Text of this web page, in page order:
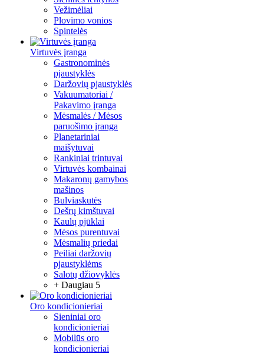
Vežimėliai
Plovimo vonios
Spintelės
Virtuvės įranga
Gastronominės
pjaustyklės
Daržovių pjaustyklės
Vakuumatoriai /
Pakavimo įranga
Mėsmalės / Mėsos
paruošimo įranga
Planetariniai
maišytuvai
Rankiniai trintuvai
Virtuvės kombainai
Makaronų gamybos
mašinos
Bulviaskutės
Dešrų kimštuvai
Kaulų pjūklai
Mėsos purentuvai
Mėsmalių priedai
Peiliai daržovių
pjaustyklėms
Salotų džiovyklės
+ Daugiau 5
Oro kondicionieriai
Sieniniai oro
kondicionieriai
Mobilūs oro
kondicionieriai